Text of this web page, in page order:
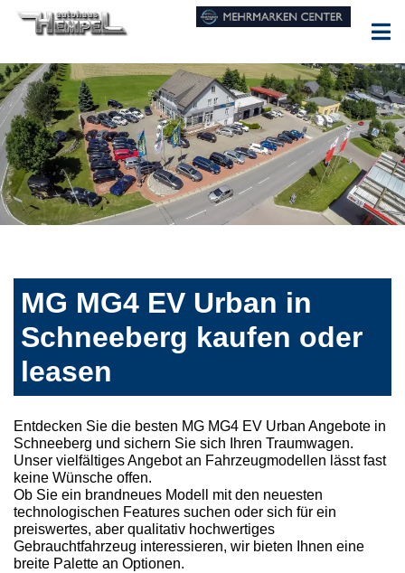
MG MG4 EV Urban in
Schneeberg kaufen oder
leasen
Entdecken Sie die besten MG MG4 EV Urban Angebote in
Schneeberg und sichern Sie sich Ihren Traumwagen.
Unser vielfältiges Angebot an Fahrzeugmodellen lässt fast
keine Wünsche offen.
Ob Sie ein brandneues Modell mit den neuesten
technologischen Features suchen oder sich für ein
preiswertes, aber qualitativ hochwertiges
Gebrauchtfahrzeug interessieren, wir bieten Ihnen eine
breite Palette an Optionen.